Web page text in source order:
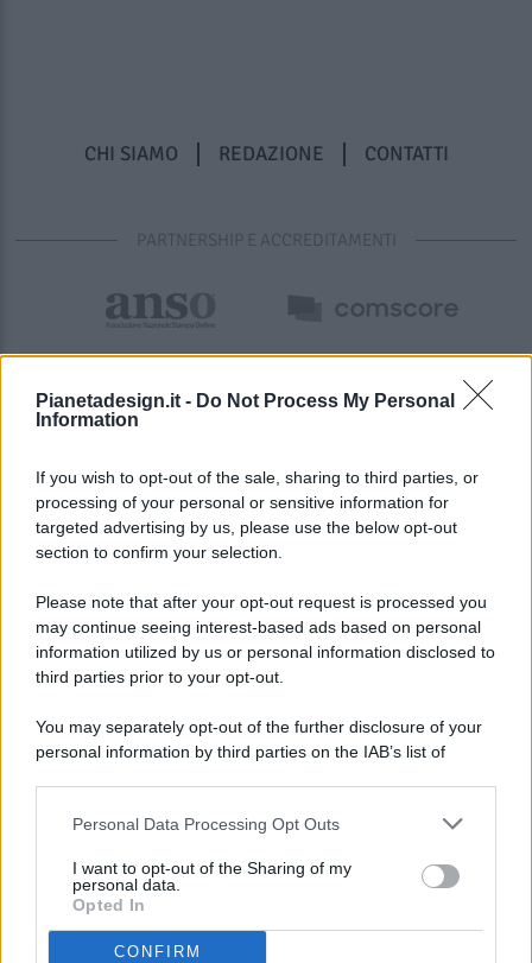
Pianetadesign.it - Do Not Process My Personal
Information
If you wish to opt-out of the sale, sharing to third parties, or
processing of your personal or sensitive information for
targeted advertising by us, please use the below opt-out
section to confirm your selection.
Please note that after your opt-out request is processed you
may continue seeing interest-based ads based on personal
information utilized by us or personal information disclosed to
third parties prior to your opt-out.
You may separately opt-out of the further disclosure of your
personal information by third parties on the IAB’s list of
This information may also be disclosed by us to third parties
disclose it to other third parties.
Personal Data Processing Opt Outs
I want to opt-out of the Sharing of my
personal data.
Opted In
CONFIRM
CHI SIAMO REDAZIONE CONTATTI
PARTNERSHIP E ACCREDITAMENTI
© 2026 - Pianeta Design - P.IVA 04827280654 - Testata
Registrata Al Tribunale Di Nocera Inferiore N. 8/2020 - RG N.
ISCRIZIONE AL ROC N. 35792 – ISCRITTA ALL’ANSO
(ASSOCIAZIONE NAZIONALE STAMPA ONLINE)
PREFERENZE PRIVACY